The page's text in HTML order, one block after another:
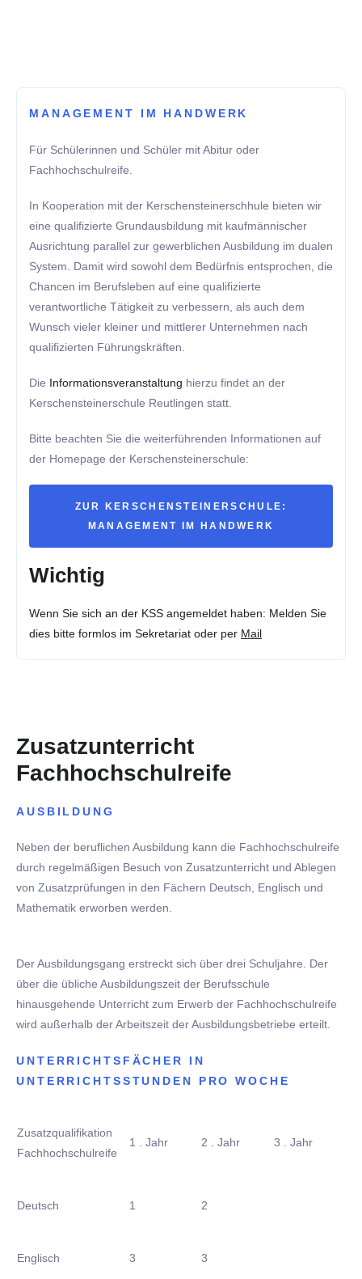
MANAGEMENT IM HANDWERK
Für Schülerinnen und Schüler mit Abitur oder
Fachhochschulreife.
In Kooperation mit der Kerschensteinerschhule bieten wir
eine qualifizierte Grundausbildung mit kaufmännischer
Ausrichtung parallel zur gewerblichen Ausbildung im dualen
System. Damit wird sowohl dem Bedürfnis entsprochen, die
Chancen im Berufsleben auf eine qualifizierte
verantwortliche Tätigkeit zu verbessern, als auch dem
Wunsch vieler kleiner und mittlerer Unternehmen nach
qualifizierten Führungskräften.
Die Informationsveranstaltung hierzu findet an der
Kerschensteinerschule Reutlingen statt.
Bitte beachten Sie die weiterführenden Informationen auf
der Homepage der Kerschensteinerschule:
ZUR KERSCHENSTEINERSCHULE:
MANAGEMENT IM HANDWERK
Wichtig
Wenn Sie sich an der KSS angemeldet haben: Melden Sie
dies bitte formlos im Sekretariat oder per Mail
Zusatzunterricht
Fachhochschulreife
AUSBILDUNG
Neben der beruflichen Ausbildung kann die Fachhochschulreife
durch regelmäßigen Besuch von Zusatzunterricht und Ablegen
von Zusatzprüfungen in den Fächern Deutsch, Englisch und
Mathematik erworben werden.
Der Ausbildungsgang erstreckt sich über drei Schuljahre. Der
über die übliche Ausbildungszeit der Berufsschule
hinausgehende Unterricht zum Erwerb der Fachhochschulreife
wird außerhalb der Arbeitszeit der Ausbildungsbetriebe erteilt.
UNTERRICHTSFÄCHER IN
UNTERRICHTSSTUNDEN PRO WOCHE
Zusatzqualifikation
Fachhochschulreife
1 . Jahr 2 . Jahr 3 . Jahr
Deutsch 1 2
Englisch 3 3